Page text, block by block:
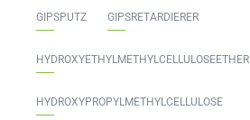
GIPSPUTZ GIPSRETARDIERER
HYDROXYETHYLMETHYLCELLULOSEETHER
HYDROXYPROPYLMETHYLCELLULOSE